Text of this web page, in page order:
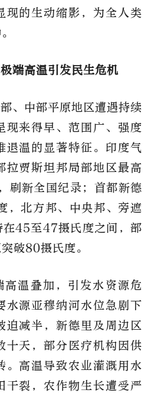
现的生动缩影，为全人类
端高温引发民生危机
、中部平原地区遭遇持续
现来得早、范围广、强度
退温的显著特征。印度气
拉贾斯坦邦局部地区最高
刷新全国纪录；首都新德
，北方邦、中央邦、旁遮
在45至47摄氏度之间，部
破80摄氏度。
高温叠加，引发水资源危
水源亚穆纳河水位急剧下
迫减半，新德里及周边区
十天，部分医疗机构因供
。高温导致农业灌溉用水
干裂，农作物生长遭受严